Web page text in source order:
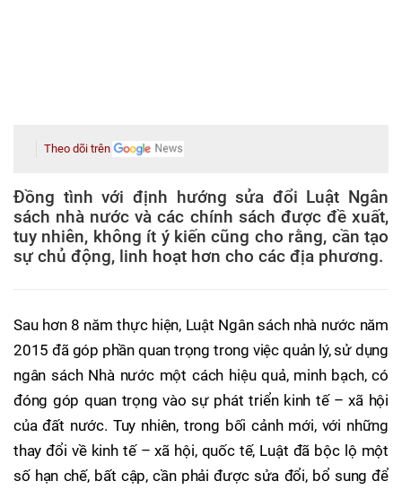
Theo dõi trên
Đồng tình với định hướng sửa đổi Luật Ngân
sách nhà nước và các chính sách được đề xuất,
tuy nhiên, không ít ý kiến cũng cho rằng, cần tạo
sự chủ động, linh hoạt hơn cho các địa phương.
Sau hơn 8 năm thực hiện, Luật Ngân sách nhà nước năm
2015 đã góp phần quan trọng trong việc quản lý, sử dụng
ngân sách Nhà nước một cách hiệu quả, minh bạch, có
đóng góp quan trọng vào sự phát triển kinh tế – xã hội
của đất nước. Tuy nhiên, trong bối cảnh mới, với những
thay đổi về kinh tế – xã hội, quốc tế, Luật đã bộc lộ một
số hạn chế, bất cập, cần phải được sửa đổi, bổ sung để